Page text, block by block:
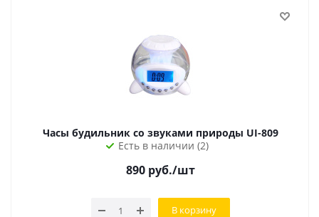
Часы будильник со звуками природы UI-809
Есть в наличии (2)
890руб./шт
В корзину